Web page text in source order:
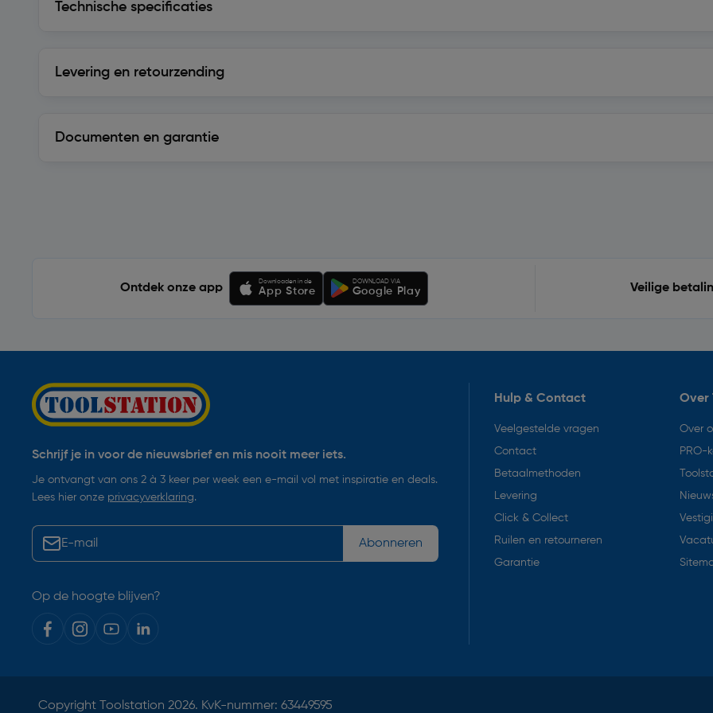
Technische specificaties
Levering en retourzending
Documenten en garantie
Ontdek onze app
Downloaden in de
App Store
DOWNLOAD VIA
Google Play Veilige
Schrijf je in voor de nieuwsbrief en mis nooit meer iets.
Je ontvangt van ons 2 à 3 keer per week een e-mail vol met inspiratie en deals.
Lees hier onze privacyverklaring.
Abonneren
Op de hoogte blijven?
Hulp & Contact
Veelgestelde vragen
Contact
Betaalmethoden
Levering
Click & Collect
Ruilen en retourneren
Garantie
Over
Over
PRO-
Copyright Toolstation 2026. KvK-nummer: 63449595